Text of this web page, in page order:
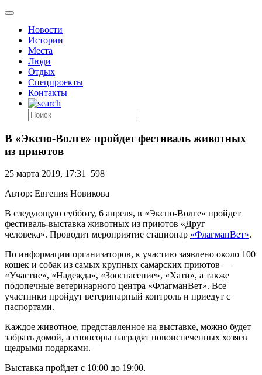
Новости
Истории
Места
Люди
Отдых
Спецпроекты
Контакты
В «Экспо-Волге» пройдет фестиваль животных
из приютов
25 марта 2019, 17:31 598
Автор: Евгения Новикова
В следующую субботу, 6 апреля, в «Экспо-Волге» пройдет
фестиваль-выставка животных из приютов «Друг
человека». Проводит мероприятие стационар «ФлагманВет».
По информации организаторов, к участию заявлено около 100
кошек и собак из самых крупных самарских приютов —
«Участие», «Надежда», «Зооспасение», «Хати», а также
подопечные ветеринарного центра «ФлагманВет». Все
участники пройдут ветеринарный контроль и приедут с
паспортами.
Каждое животное, представленное на выставке, можно будет
забрать домой, а спонсоры наградят новоиспеченных хозяев
щедрыми подарками.
Выставка пройдет с 10:00 до 19:00.